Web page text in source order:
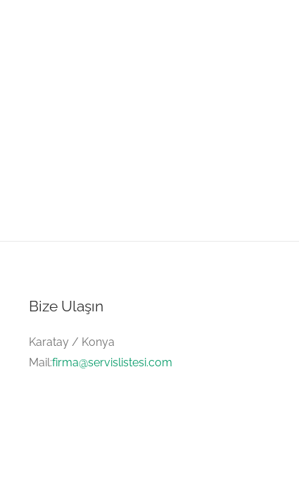
Bize Ulaşın
Karatay / Konya
Mail:firma@servislistesi.com